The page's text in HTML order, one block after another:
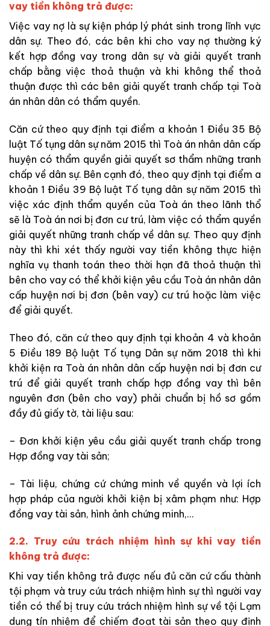
vay tiền không trả được:
Việc vay nợ là sự kiện pháp lý phát sinh trong lĩnh vực
dân sự. Theo đó, các bên khi cho vay nợ thường ký
kết hợp đồng vay trong dân sự và giải quyết tranh
chấp bằng việc thoả thuận và khi không thể thoả
thuận được thì các bên giải quyết tranh chấp tại Toà
án nhân dân có thẩm quyền.
Căn cứ theo quy định tại điểm a khoản 1 Điều 35 Bộ
luật Tố tụng dân sự năm 2015 thì Toà án nhân dân cấp
huyện có thẩm quyền giải quyết sơ thẩm những tranh
chấp về dân sự. Bên cạnh đó, theo quy định tại điểm a
khoản 1 Điều 39 Bộ luật Tố tụng dân sự năm 2015 thì
việc xác định thẩm quyền của Toà án theo lãnh thổ
sẽ là Toà án nơi bị đơn cư trú, làm việc có thẩm quyền
giải quyết những tranh chấp về dân sự. Theo quy định
này thì khi xét thấy người vay tiền không thực hiện
nghĩa vụ thanh toán theo thời hạn đã thoả thuận thì
bên cho vay có thể khởi kiện yêu cầu Toà án nhân dân
cấp huyện nơi bị đơn (bên vay) cư trú hoặc làm việc
để giải quyết.
Theo đó, căn cứ theo quy định tại khoản 4 và khoản
5 Điều 189 Bộ luật Tố tụng Dân sự năm 2018 thì khi
khởi kiện ra Toà án nhân dân cấp huyện nơi bị đơn cư
trú để giải quyết tranh chấp hợp đồng vay thì bên
nguyên đơn (bên cho vay) phải chuẩn bị hồ sơ gồm
đầy đủ giấy tờ, tài liệu sau:
– Đơn khởi kiện yêu cầu giải quyết tranh chấp trong
Hợp đồng vay tài sản;
– Tài liệu, chứng cứ chứng minh về quyền và lợi ích
hợp pháp của người khởi kiện bị xâm phạm như: Hợp
đồng vay tài sản, hình ảnh chứng minh,…
2.2. Truy cứu trách nhiệm hình sự khi vay tiền
không trả được:
Khi vay tiền không trả được nếu đủ căn cứ cấu thành
tội phạm và truy cứu trách nhiệm hình sự thì người vay
tiền có thể bị truy cứu trách nhiệm hình sự về tội Lạm
dụng tín nhiệm để chiếm đoạt tài sản theo quy định